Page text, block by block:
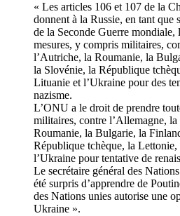
« Les articles 106 et 107 de la
donnent à la Russie, en tant que
de la Seconde Guerre mondiale,
mesures, y compris militaires,
l’Autriche, la Roumanie, la
la Slovénie, la République
Lituanie et l’Ukraine pour des
nazisme.
L’ONU a le droit de prendre
militaires, contre l’Allemagne,
Roumanie, la Bulgarie, la
République tchèque, la
l’Ukraine pour tentative de
Le secrétaire général des
été surpris d’apprendre de
des Nations unies autorise une
Ukraine ».